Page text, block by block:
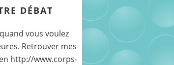
DÉBAT
vous voulez
Retrouver mes
http://www.corps-